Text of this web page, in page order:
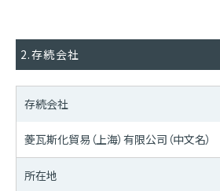
2.存続会社
存続会社
菱瓦斯化貿易（上海）有限公司（中文名）
所在地